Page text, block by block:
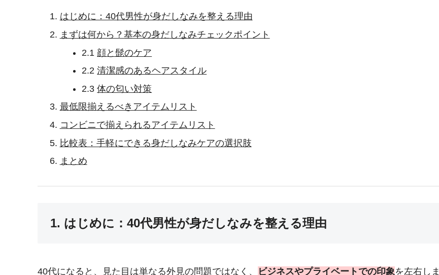
はじめに：40代男性が身だしなみを整える理由
まずは何から？基本の身だしなみチェックポイント
2.1 顔と髭のケア
2.2清潔感のあるヘアスタイル
2.3体の匂い対策
最低限揃えるべきアイテムリスト
コンビニで揃えられるアイテムリスト
比較表：手軽にできる身だしなみケアの選択肢
まとめ
1. はじめに：40代男性が身だしなみを整える理由
40代になると、見た目は単なる外見の問題ではなく、 ビジネスやプライベートでの印象 を左右しま